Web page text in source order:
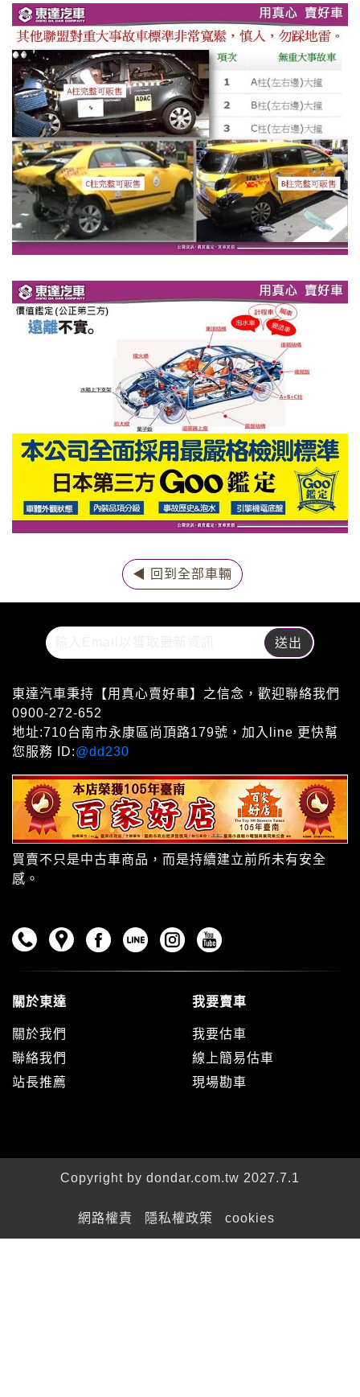
◀ 回到全部車輛
東達汽車秉持【用真心賣好車】之信念，歡迎聯絡我們
0900-272-652
地址:710台南市永康區尚頂路179號，加入line 更快幫
您服務 ID:@dd230
買賣不只是中古車商品，而是持續建立前所未有安全
感。
關於東達
關於我們
聯絡我們
站長推薦
我要賣車
我要估車
線上簡易估車
現場勘車
Copyright by dondar.com.tw 2027.7.1
網路權責 隱私權政策 cookies